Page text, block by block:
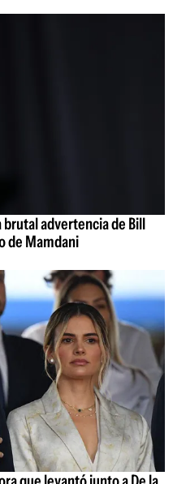
brutal advertencia de Bill
de Mamdani